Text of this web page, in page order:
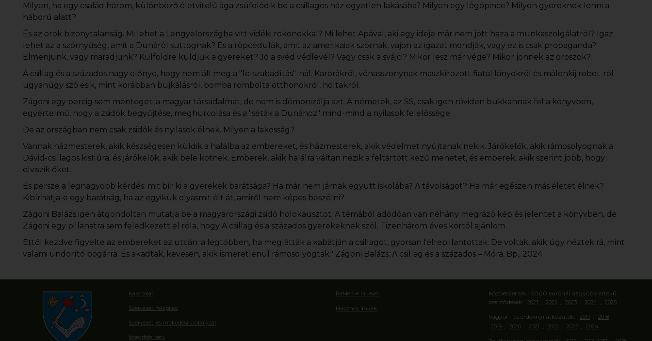
Milyen, ha egy család három, különböző életvitelű ága zsúfolódik be a csillagos ház egyetlen lakásába? Milyen egy légópince? Milyen gyereknek lenni a
háború alatt?
És az örök bizonytalanság. Mi lehet a Lengyelországba vitt vidéki rokonokkal? Mi lehet Apával, aki egy ideje már nem jött haza a munkaszolgálatról? Igaz
lehet az a szörnyűség, amit a Dunáról suttognak? És a röpcédulák, amit az amerikaiak szórnak, vajon az igazat mondják, vagy ez is csak propaganda?
Elmenjünk, vagy maradjunk? Külföldre küldjük a gyereket? Jó a svéd védlevél? Vagy csak a svájci? Mikor lesz már vége? Mikor jönnek az oroszok?
A csillag és a százados nagy előnye, hogy nem áll meg a "felszabadítás"-nál. Karórákról, vénasszonynak maszkírozott fiatal lányokról és málenkij robot-ról
ugyanúgy szó esik, mint korábban bujkálásról, bomba rombolta otthonokról, holtakról.
Zágoni egy percig sem mentegeti a magyar társadalmat, de nem is démonizálja azt. A németek, az SS, csak igen röviden bukkannak fel a könyvben,
egyértelmű, hogy a zsidók begyűjtése, meghurcolása és a "séták a Dunához" mind-mind a nyilasok felelőssége.
De az országban nem csak zsidók és nyilasok élnek. Milyen a lakosság?
Vannak házmesterek, akik készségesen küldik a halálba az embereket, és házmesterek, akik védelmet nyújtanak nekik. Járókelők, akik rámosolyognak a
Dávid-csillagos kisfiúra, és járókelők, akik bele kötnek. Emberek, akik halálra váltan nézik a feltartott kezű menetet, és emberek, akik szerint jobb, hogy
elviszik őket.
És persze a legnagyobb kérdés: mit bír ki a gyerekek barátsága? Ha már nem járnak együtt iskolába? A távolságot? Ha már egészen más életet élnek?
Kibírhatja-e egy barátság, ha az egyikük olyasmit élt át, amiről nem képes beszélni?
Zágoni Balázs igen átgondoltan mutatja be a magyarországi zsidó holokausztot. A témából adódóan van néhány megrázó kép és jelentet a könyvben, de
Zágoni egy pillanatra sem feledkezett el róla, hogy A csillag és a százados gyerekeknek szól. Tizenhárom éves kortól ajánlom.
Ettől kezdve figyelte az embereket az utcán: a legtöbben, ha meglátták a kabátján a csillagot, gyorsan félrepillantottak. De voltak, akik úgy néztek rá, mint
valami undorító bogárra. És akadtak, kevesen, akik ismeretlenül rámosolyogtak." Zágoni Balázs: A csillag és a százados – Móra, Bp., 2024
Kapcsolat
Szervezeti felépítés
Szervezeti és működési szabályzat
Integritási terv
ReMeK-e hírlevél
Hasznos linkek
Közbeszerzés - 5000 eurónál nagyobb értékű
szerződések:
2021 2022 2023 2024 2025
Vagyon- és érdeknyilatkozatok: 2017 2018
2019 2020 2021 2022 2023 2024